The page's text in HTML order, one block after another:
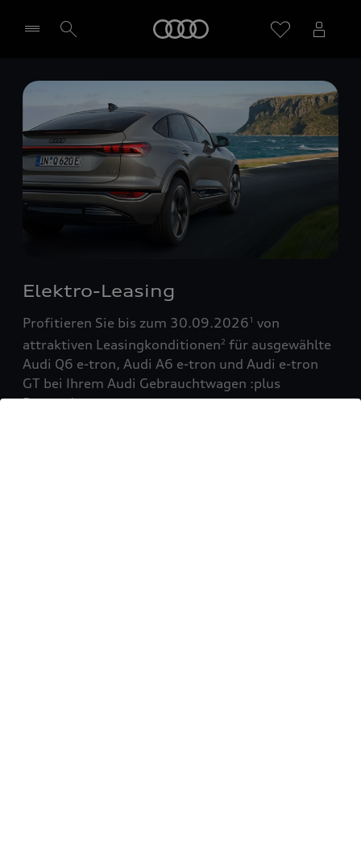
Händler wählen
Elektro-Leasing
Profitieren Sie bis zum 30.09.20261 von
attraktiven Leasingkonditionen2 für ausgewählte
Audi Q6 e-tron, Audi A6 e-tron und Audi e-tron
GT bei Ihrem Audi Gebrauchtwagen :plus
Partner!